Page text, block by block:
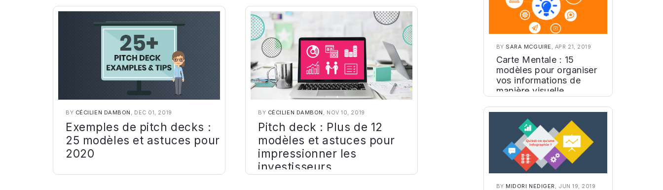
BY CÉCILIEN DAMBON , DEC 01, 2019
Exemples de pitch decks :
25 modèles et astuces pour
2020
BY CÉCILIEN DAMBON , NOV 10, 2019
Pitch deck : Plus de 12
modèles et astuces pour
impressionner les
investisseurs
BY SARA MCGUIRE , APR 21, 2019
Carte Mentale : 15
modèles pour organiser
vos informations de
manière visuelle
BY MIDORI NEDIGER , JUN 19, 2019